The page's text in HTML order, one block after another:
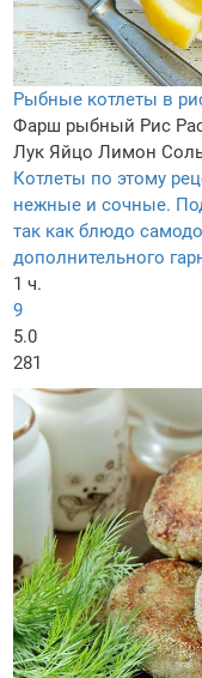
Рыбные котлеты в
Фарш рыбный Рис
Лук Яйцо Лимон
Котлеты по этому
нежные и сочные.
так как блюдо
дополнительного
1 ч.
9
5.0
281